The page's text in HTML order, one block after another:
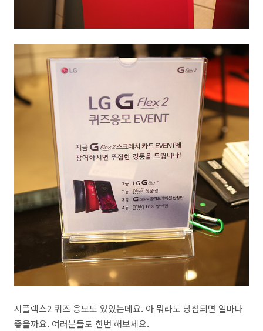
지플렉스2 퀴즈 응모도 있었는데요. 아 뭐라도 당첨되면 얼마나
좋을까요. 여러분들도 한번 해보세요.